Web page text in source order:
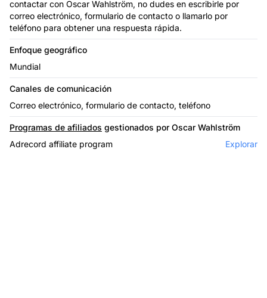
contactar con Oscar Wahlström, no dudes en escribirle por
correo electrónico, formulario de contacto o llamarlo por
teléfono para obtener una respuesta rápida.
Enfoque geográfico
Mundial
Canales de comunicación
Correo electrónico, formulario de contacto, teléfono
Programas de afiliados gestionados por Oscar Wahlström
Adrecord affiliate program
Explorar